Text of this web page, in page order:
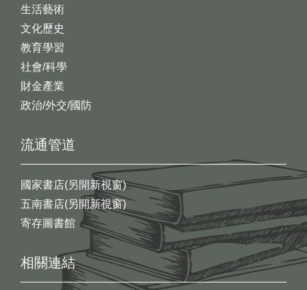
生活藝術
文化歷史
教育學習
社會/科學
財金產業
政治/外交/國防
流通管道
國家書店(另開新視窗)
五南書店(另開新視窗)
寄存圖書館
相關連結